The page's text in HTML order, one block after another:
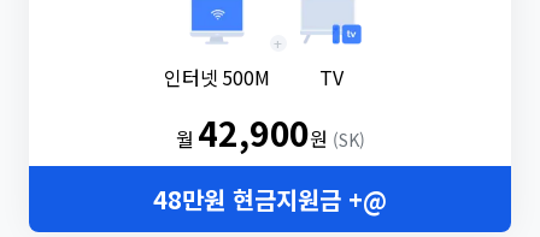
인터넷 500M
+
TV
월 42,900원 (SK)
48만원 현금지원금 +@